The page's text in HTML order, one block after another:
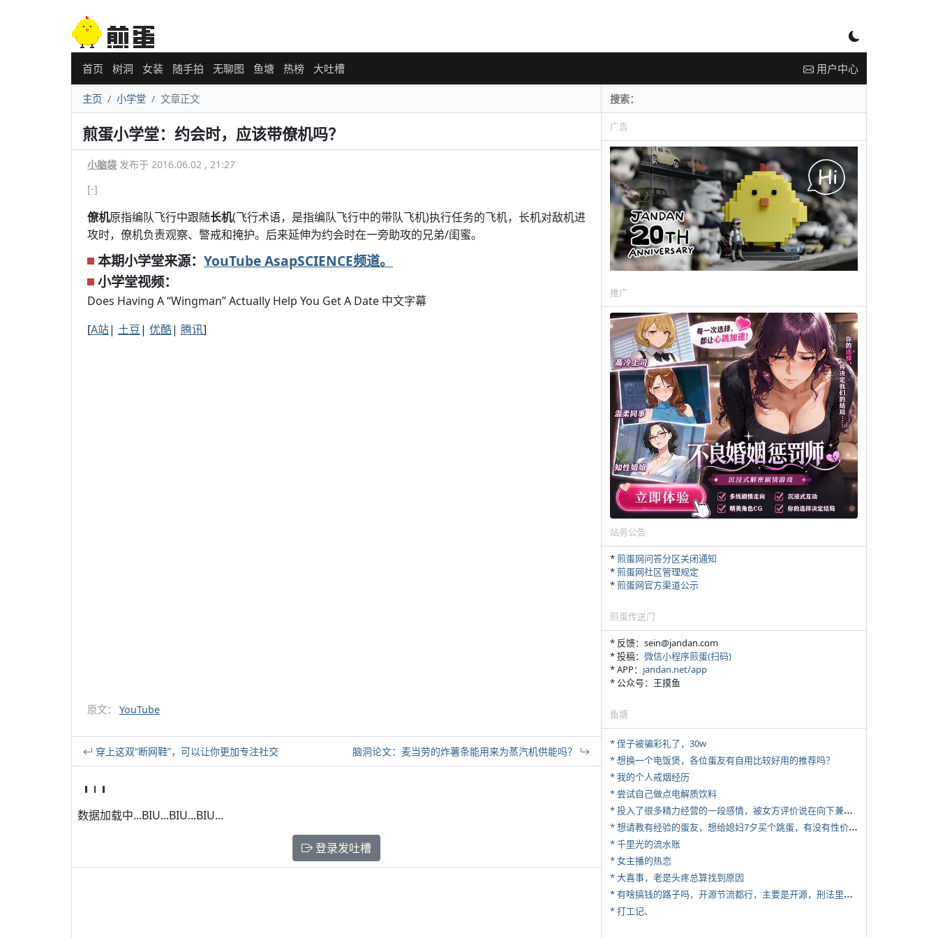
首页 树洞 女装 随手拍 无聊图 鱼塘 热榜 大吐槽 用户中心
主页 小学堂 文章正文
煎蛋小学堂：约会时，应该带僚机吗？
小脑袋 发布于 2016.06.02 , 21:27
[-]
僚机原指编队飞行中跟随长机(飞行术语，是指编队飞行中的带队飞机)执行任务的飞机，长机对敌机进
攻时，僚机负责观察、警戒和掩护。后来延伸为约会时在一旁助攻的兄弟/闺蜜。
本期小学堂来源： YouTube AsapSCIENCE频道。
小学堂视频：
Does Having A “Wingman” Actually Help You Get A Date 中文字幕
[A站| 土豆| 优酷| 腾讯]
原文： YouTube
穿上这双“断网鞋”，可以让你更加专注社交 脑洞论文：麦当劳的炸薯条能用来为蒸汽机供能吗？
数据加载中...BIU...BIU...BIU...
登录发吐槽
广告
推广
站务公告
*煎蛋网问答分区关闭通知
*煎蛋网社区管理规定
*煎蛋网官方渠道公示
煎蛋传送门
* 反馈：sein@jandan.com
* 投稿： 微信小程序煎蛋(扫码)
* APP： jandan.net/app
* 公众号：王摸鱼
鱼塘
* 侄子被骗彩礼了，30w
* 想换一个电饭煲，各位蛋友有自用比较好用的推荐吗？
* 我的个人戒烟经历
* 尝试自己做点电解质饮料
*
投入了很多精力经营的一段感情，被女方评价说在向下兼容我，感觉有点破防
*
想请教有经验的蛋友，想给媳妇7夕买个跳蛋，有没有性价比高的推荐
* 千里光的流水账
* 女主播的热恋
* 大喜事，老是头疼总算找到原因
*
有啥搞钱的路子吗，开源节流都行，主要是开源，刑法里的咱不做
* 打工记、